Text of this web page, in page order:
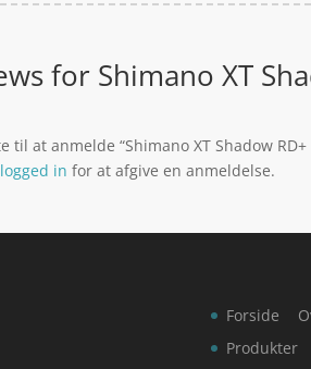
for Shimano XT
til at anmelde “Shimano XT Shadow RD+
logged in for at afgive en anmeldelse.
Forside
Produkter